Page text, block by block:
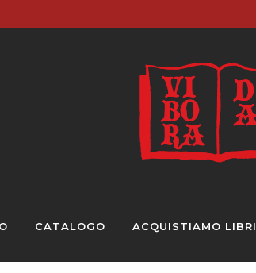
CATALOGO ACQUISTIAMO LIBRI